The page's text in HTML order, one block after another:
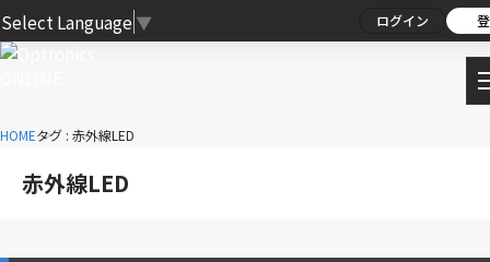
Select Language ▼ ログイン
HOMEタグ : 赤外線LED
赤外線LED